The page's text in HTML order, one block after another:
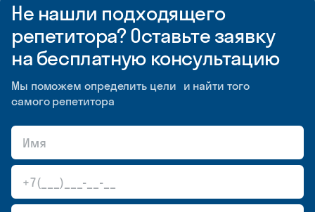
Не нашли подходящего
репетитора? Оставьте заявку
на бесплатную консультацию
Мы поможем определить цели и найти того
самого репетитора